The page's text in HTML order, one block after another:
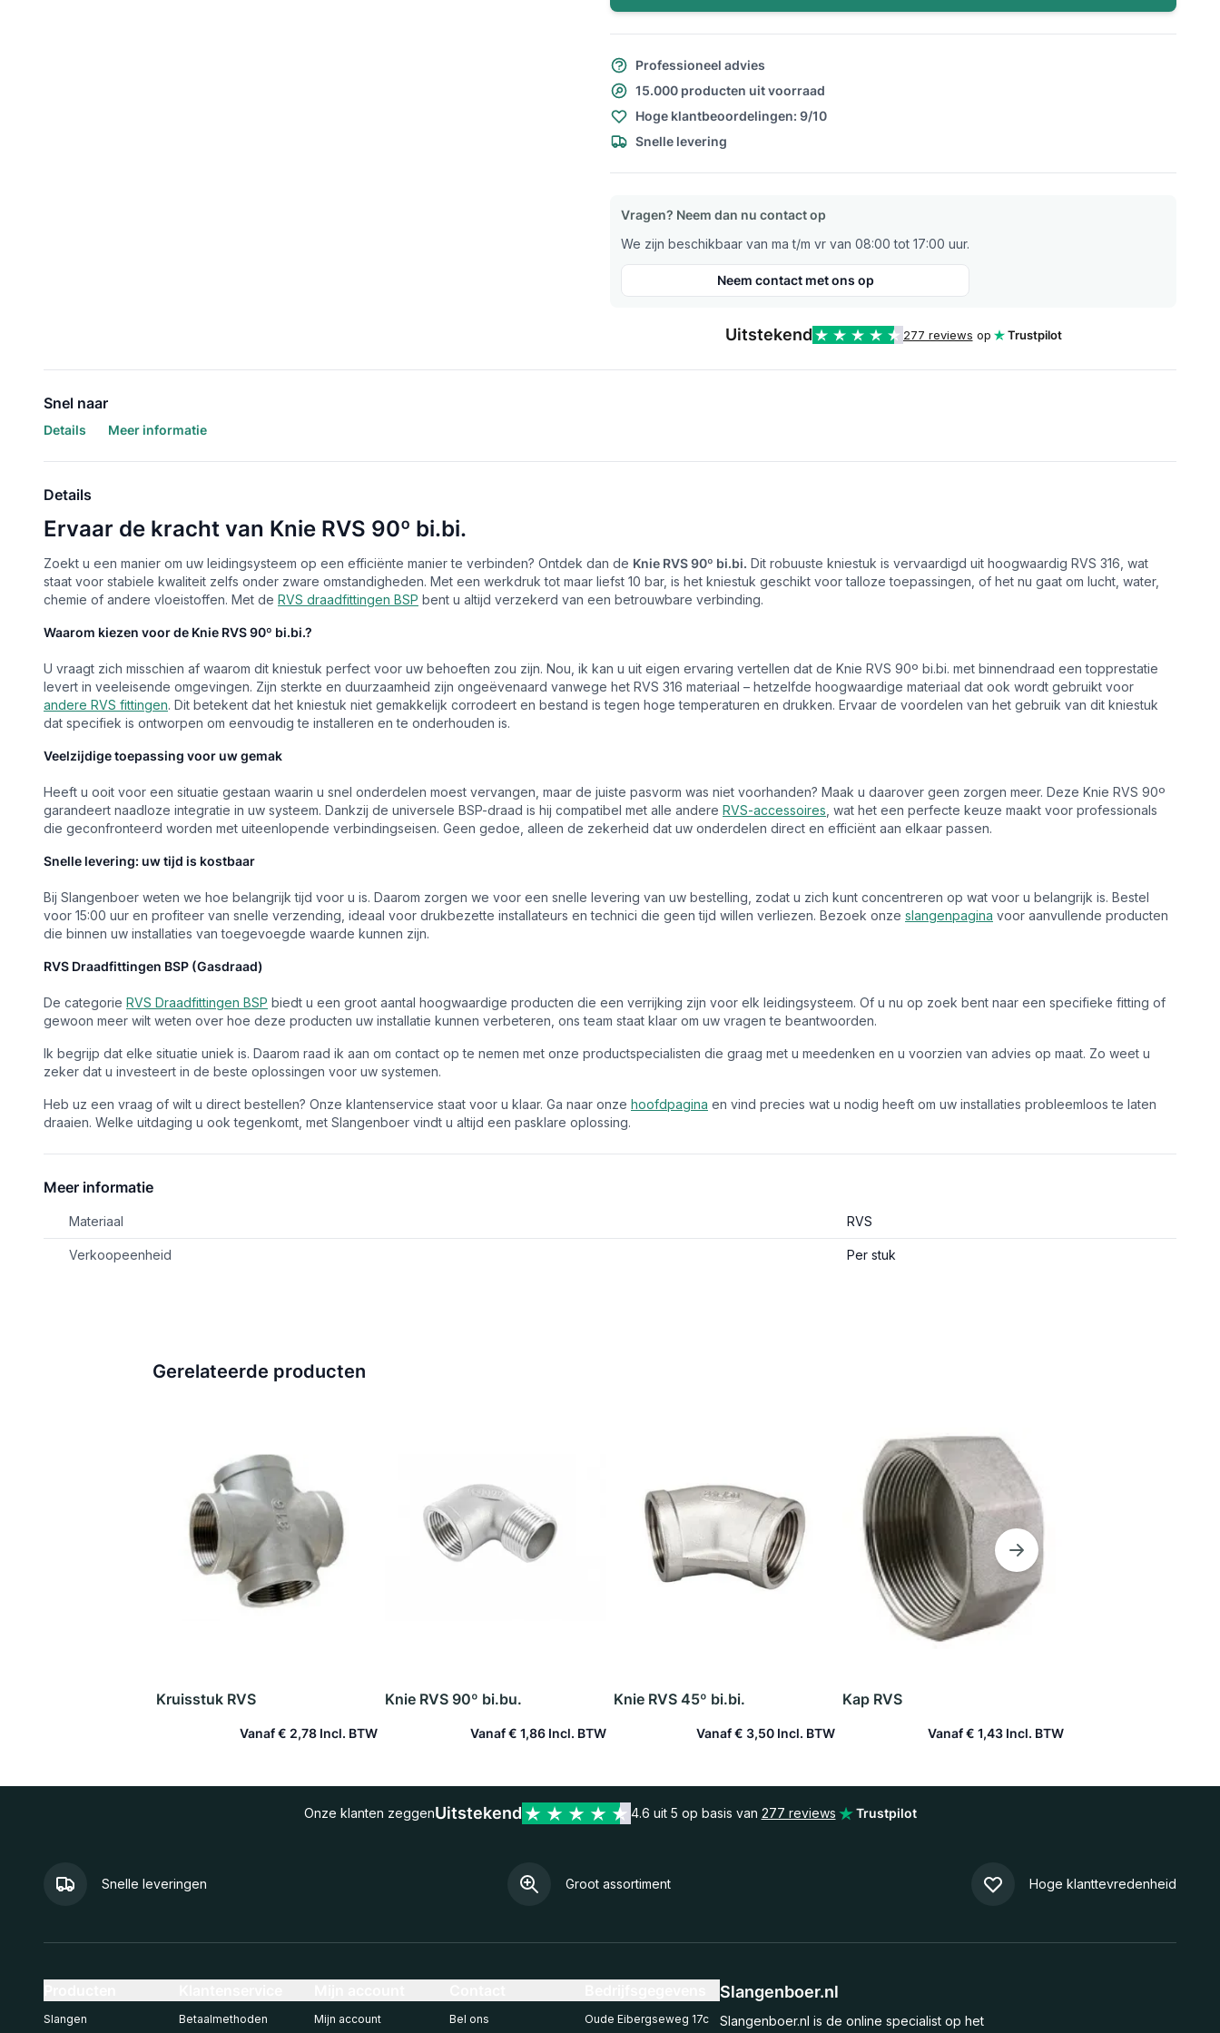
Professioneel advies
15.000 producten uit voorraad
Hoge klantbeoordelingen: 9/10
Snelle levering
Vragen? Neem dan nu contact op
We zijn beschikbaar van ma t/m vr van 08:00 tot 17:00 uur.
Neem contact met ons op
Uitstekend 277 reviews op Trustpilot
Snel naar
Details Meer informatie
Details
Ervaar de kracht van Knie RVS 90º bi.bi.
Zoekt u een manier om uw leidingsysteem op een efficiënte manier te verbinden? Ontdek dan de Knie RVS 90º bi.bi. Dit robuuste kniestuk is vervaardigd uit hoogwaardig RVS 316, wat
staat voor stabiele kwaliteit zelfs onder zware omstandigheden. Met een werkdruk tot maar liefst 10 bar, is het kniestuk geschikt voor talloze toepassingen, of het nu gaat om lucht, water,
chemie of andere vloeistoffen. Met de RVS draadfittingen BSP bent u altijd verzekerd van een betrouwbare verbinding.
Waarom kiezen voor de Knie RVS 90º bi.bi.?
U vraagt zich misschien af waarom dit kniestuk perfect voor uw behoeften zou zijn. Nou, ik kan u uit eigen ervaring vertellen dat de Knie RVS 90º bi.bi. met binnendraad een topprestatie
levert in veeleisende omgevingen. Zijn sterkte en duurzaamheid zijn ongeëvenaard vanwege het RVS 316 materiaal – hetzelfde hoogwaardige materiaal dat ook wordt gebruikt voor
andere RVS fittingen. Dit betekent dat het kniestuk niet gemakkelijk corrodeert en bestand is tegen hoge temperaturen en drukken. Ervaar de voordelen van het gebruik van dit kniestuk
dat specifiek is ontworpen om eenvoudig te installeren en te onderhouden is.
Veelzijdige toepassing voor uw gemak
Heeft u ooit voor een situatie gestaan waarin u snel onderdelen moest vervangen, maar de juiste pasvorm was niet voorhanden? Maak u daarover geen zorgen meer. Deze Knie RVS 90º
garandeert naadloze integratie in uw systeem. Dankzij de universele BSP-draad is hij compatibel met alle andere RVS-accessoires , wat het een perfecte keuze maakt voor professionals
die geconfronteerd worden met uiteenlopende verbindingseisen. Geen gedoe, alleen de zekerheid dat uw onderdelen direct en efficiënt aan elkaar passen.
Snelle levering: uw tijd is kostbaar
Bij Slangenboer weten we hoe belangrijk tijd voor u is. Daarom zorgen we voor een snelle levering van uw bestelling, zodat u zich kunt concentreren op wat voor u belangrijk is. Bestel
voor 15:00 uur en profiteer van snelle verzending, ideaal voor drukbezette installateurs en technici die geen tijd willen verliezen. Bezoek onze slangenpagina voor aanvullende producten
die binnen uw installaties van toegevoegde waarde kunnen zijn.
RVS Draadfittingen BSP (Gasdraad)
De categorie RVS Draadfittingen BSP biedt u een groot aantal hoogwaardige producten die een verrijking zijn voor elk leidingsysteem. Of u nu op zoek bent naar een specifieke fitting of
gewoon meer wilt weten over hoe deze producten uw installatie kunnen verbeteren, ons team staat klaar om uw vragen te beantwoorden.
Ik begrijp dat elke situatie uniek is. Daarom raad ik aan om contact op te nemen met onze productspecialisten die graag met u meedenken en u voorzien van advies op maat. Zo weet u
zeker dat u investeert in de beste oplossingen voor uw systemen.
Heb uz een vraag of wilt u direct bestellen? Onze klantenservice staat voor u klaar. Ga naar onze hoofdpagina en vind precies wat u nodig heeft om uw installaties probleemloos te laten
draaien. Welke uitdaging u ook tegenkomt, met Slangenboer vindt u altijd een pasklare oplossing.
Meer informatie
Materiaal RVS
Verkoopeenheid Per stuk
Gerelateerde producten
Kruisstuk RVS
Vanaf€ 2,78
In winkelwagen
Knie RVS 90º bi.bu.
Vanaf€ 1,86
In winkelwagen
Knie RVS 45º bi.bi.
Vanaf€ 3,50
In winkelwagen
Kap RVS
Vanaf€ 1,43
In winkelwagen
Onze klanten zeggenUitstekend 4.6 uit 5 op basis van 277 reviews Trustpilot
Snelle leveringen Groot assortiment Hoge klanttevredenheid
Slangenboer.nl
Slangenboer.nl is de online specialist op het
Slangen Betaalmethoden Mijn account Bel ons Oude Eibergseweg 17c